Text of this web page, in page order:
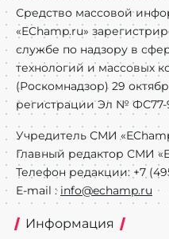
Средство массовой
«EChamp.ru»
службе по надзору в
технологий и массовых
(Роскомнадзор) 29
регистрации Эл № ФС77-
Учредитель СМИ
Главный редактор СМИ
Телефон редакции: +7
E-mail : info@echamp.ru
Информация